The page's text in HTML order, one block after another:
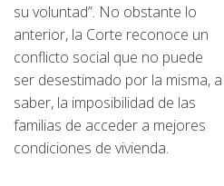
su voluntad”. No obstante lo
anterior, la Corte reconoce un
conflicto social que no puede
ser desestimado por la misma, a
saber, la imposibilidad de las
familias de acceder a mejores
condiciones de vivienda.